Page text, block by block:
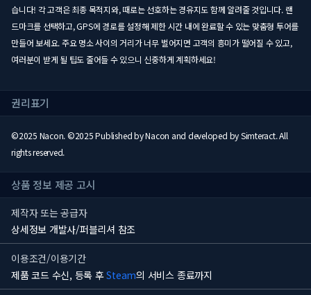
습니다! 각 고객은 최종 목적지와, 때로는 선호하는 경유지도 함께 알려줄 것입니다. 랜
드마크를 선택하고, GPS에 경로를 설정해 제한 시간 내에 완료할 수 있는 맞춤형 투어를
만들어 보세요. 주요 명소 사이의 거리가 너무 벌어지면 고객의 흥미가 떨어질 수 있고,
여러분이 받게 될 팁도 줄어들 수 있으니 신중하게 계획하세요!
권리표기
©2025 Nacon. ©2025 Published by Nacon and developed by Simteract. All
rights reserved.
상품 정보 제공 고시
제작자 또는 공급자
상세정보 개발사/퍼블리셔 참조
이용조건/이용기간
제품 코드 수신, 등록 후Steam의 서비스 종료까지